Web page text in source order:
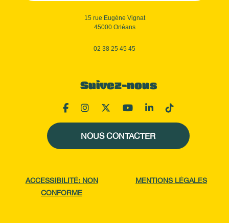
15 rue Eugène Vignat
45000 Orléans
02 38 25 45 45
Suivez-nous
NOUS CONTACTER
ACCESSIBILITÉ: NON
CONFORME
MENTIONS LÉGALES